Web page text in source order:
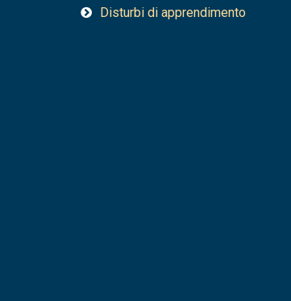
Disturbi di apprendimento